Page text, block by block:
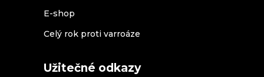
E-shop
Celý rok proti varroáze
Užitečné odkazy